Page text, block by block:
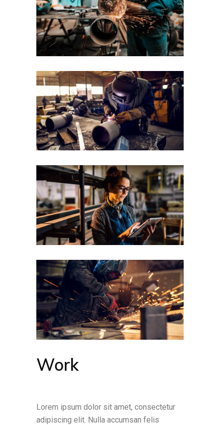
Work
Lorem ipsum dolor sit amet, consectetur
adipiscing elit. Nulla accumsan felis